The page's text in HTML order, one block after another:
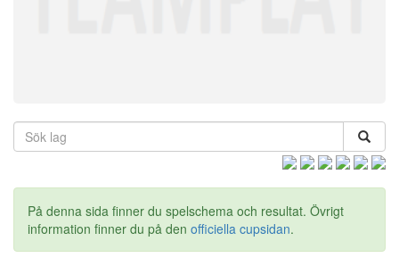
På denna sida finner du spelschema och resultat. Övrigt
information finner du på den officiella cupsidan.